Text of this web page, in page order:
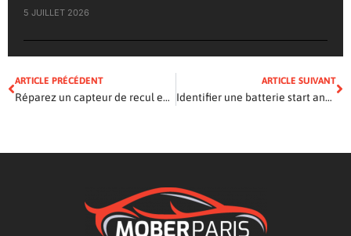
5 JUILLET 2026
ARTICLE PRÉCÉDENT
Réparez un capteur de recul enfoncé sans visite au garage
ARTICLE SUIVANT
Identifier une batterie start and stop : astuces pour optimiser votre véhicule